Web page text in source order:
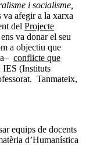
i socialisme,
va afegir a la xarxa
del Projecte
va donar el seu
a objectiu que
conflicte que
IES (Instituts
Tanmateix,
equips de docents
d’Humanística